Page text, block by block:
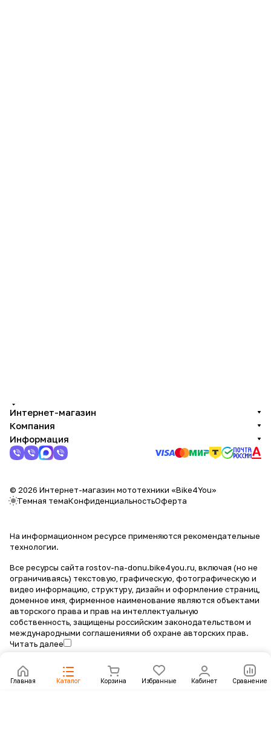
Главная Каталог Корзина Избранные Кабинет Сравнение
Интернет-магазин
Компания
Информация
© 2026 Интернет-магазин мототехники «Bike4You»
Темная темаКонфиденциальностьОферта
На информационном ресурсе применяются рекомендательные
технологии.
Все ресурсы сайта rostov-na-donu.bike4you.ru, включая (но не
ограничиваясь) текстовую, графическую, фотографическую и
видео информацию, структуру, дизайн и оформление страниц,
доменное имя, фирменное наименование являются объектами
авторского права и прав на интеллектуальную
собственность, защищены российским законодательством и
международными соглашениями об охране авторских прав.
Читать далее